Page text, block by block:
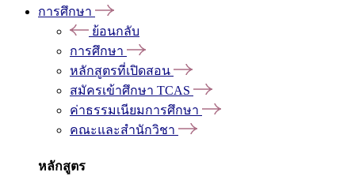
การศึกษา
ย้อนกลับ
การศึกษา
หลักสูตรที่เปิดสอน
สมัครเข้าศึกษา TCAS
ค่าธรรมเนียมการศึกษา
คณะและสำนักวิชา
หลักสูตร